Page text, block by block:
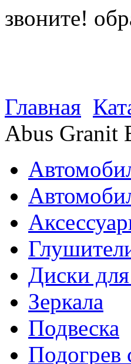
звоните!
Главная
Abus Granit
Диски для
Зеркала
Подвеска
Подогрев